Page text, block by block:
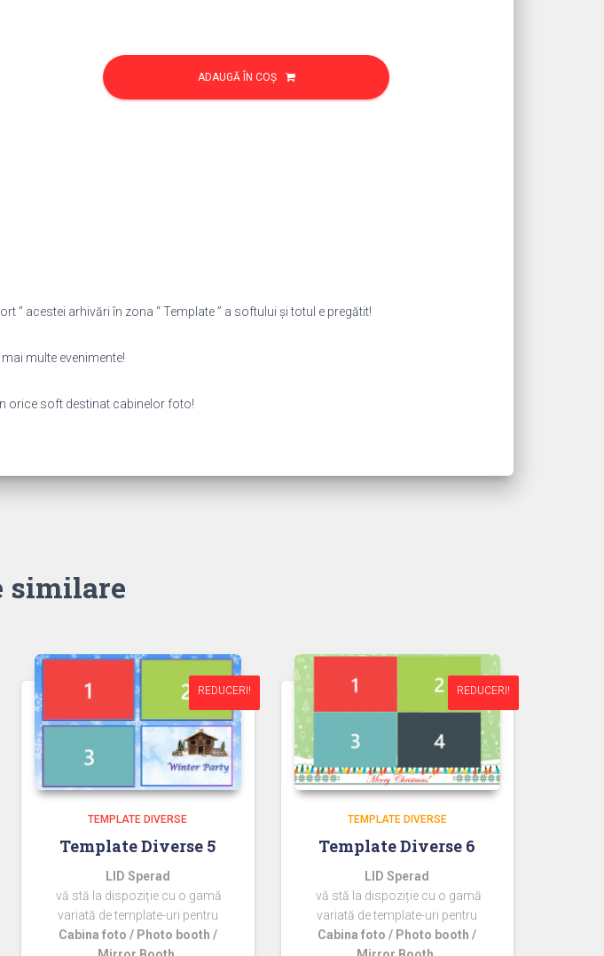
ADAUGĂ ÎN COȘ
” acestei arhivări în zona “ Template ” a softului și totul e pregătit!
multe evenimente!
orice soft destinat cabinelor foto!
similare
REDUCERI!
REDUCERI!
TEMPLATE DIVERSE
Template Diverse 5
LID Sperad
vă stă la dispoziție cu o gamă
variată de template-uri pentru
Cabina foto / Photo booth /
REDUCERI!
REDUCERI!
TEMPLATE DIVERSE
Template Diverse 6
LID Sperad
vă stă la dispoziție cu o gamă
variată de template-uri pentru
Cabina foto / Photo booth /